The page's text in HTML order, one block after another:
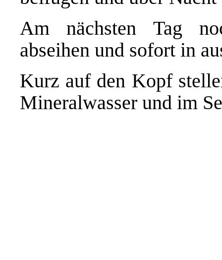
Am nächsten Tag
abseihen und sofort in
Kurz auf den Kopf
Mineralwasser und im